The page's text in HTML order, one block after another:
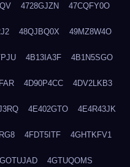
4728GJZN 47CQFY0O
48QJBQ0X 49MZ8W4O
4B13IA3F 4B1N5SGO
4D90P4CC 4DV2LKB3
4E402GTO 4E4R43JK
4FDT5ITF 4GHTKFV1
4GTUQOMS